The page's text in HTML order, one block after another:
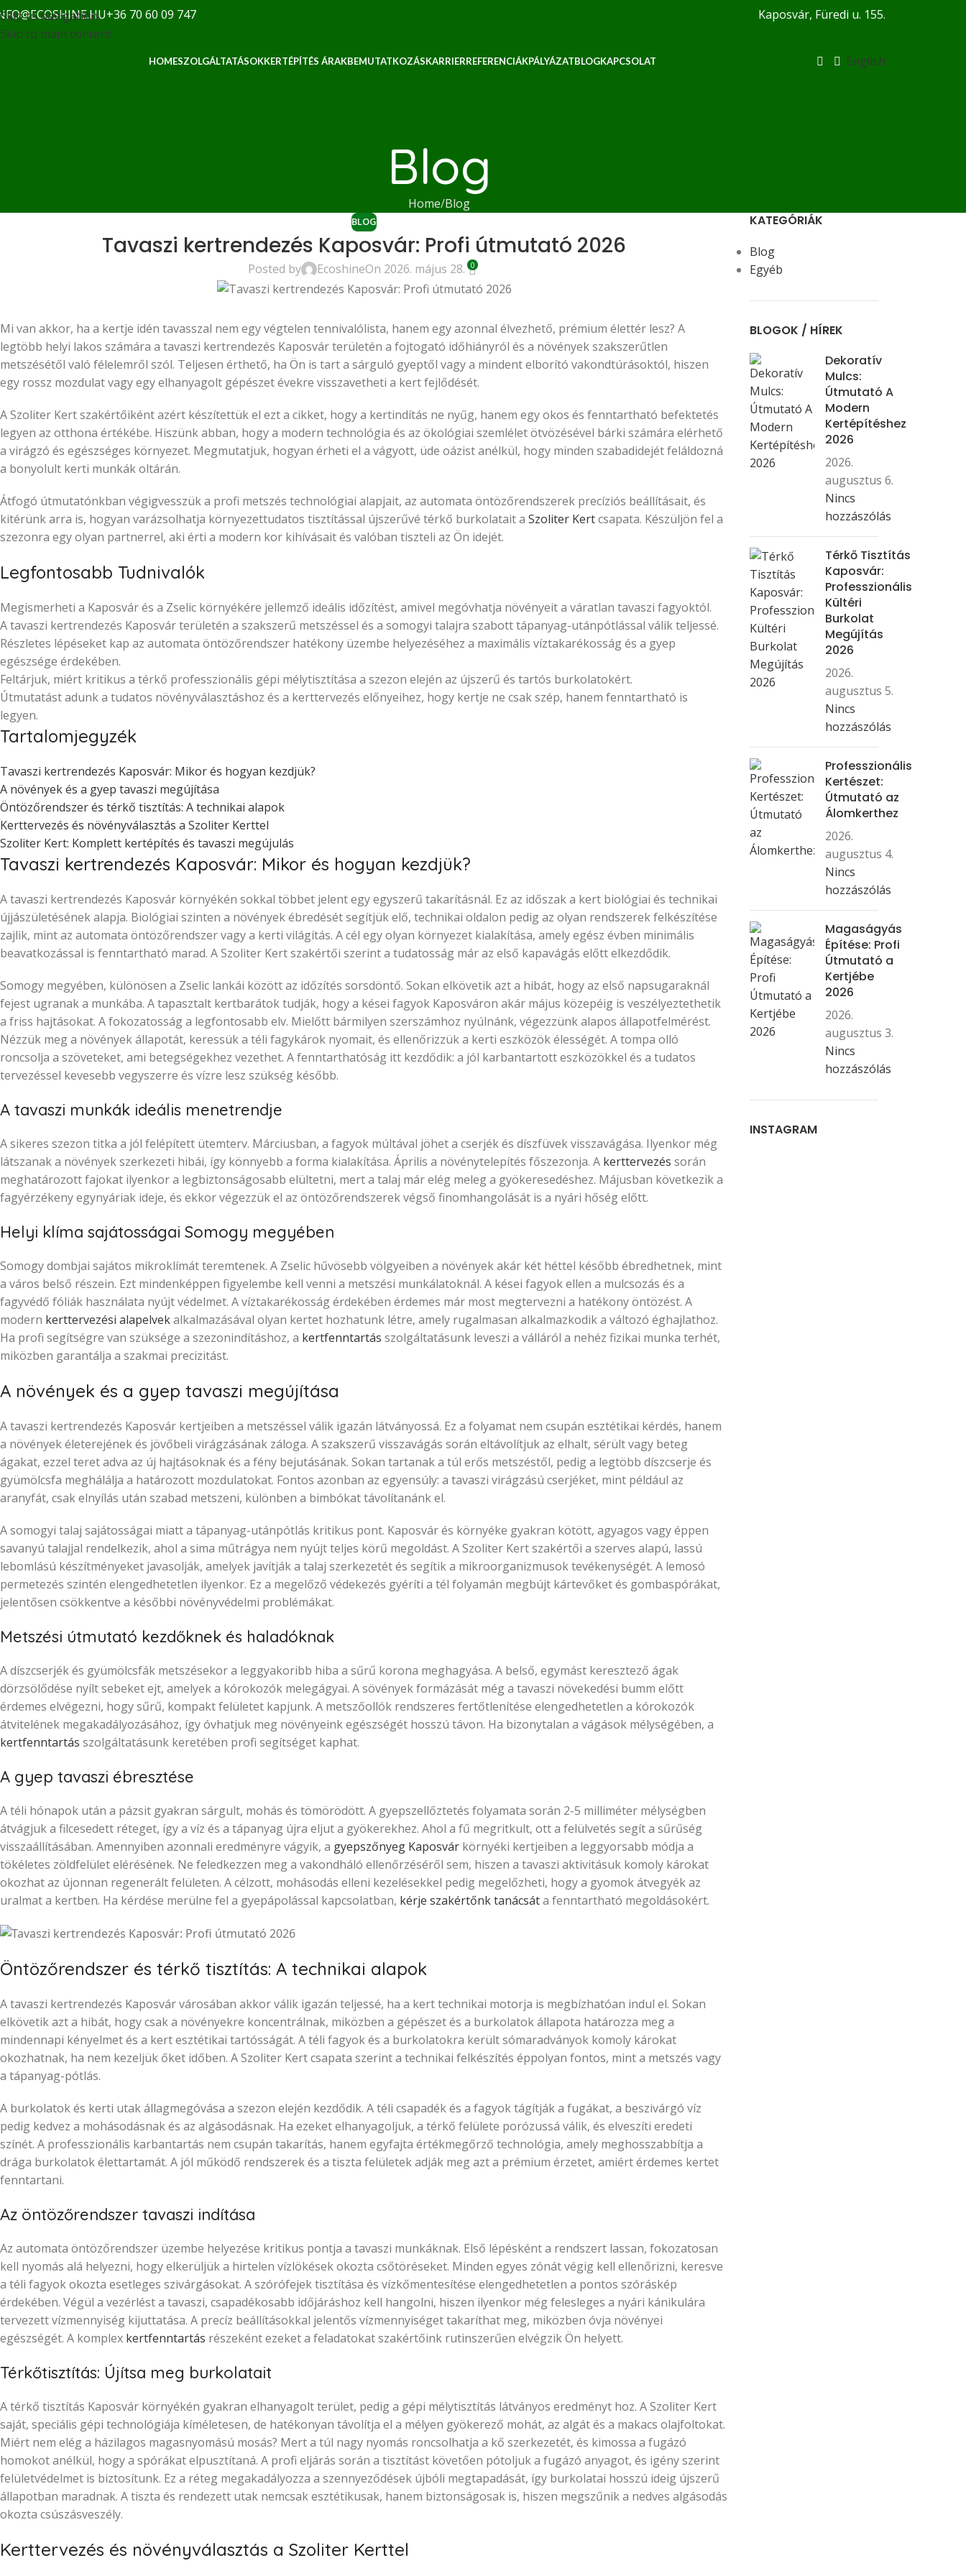
Skip to navigation
Skip to main content
+36 70 60 09 747 Kaposvár, Füredi u. 155.
HOMESZOLGÁLTATÁSOKKERTÉPÍTÉS ÁRAKBEMUTATKOZÁSKARRIERREFERENCIÁKPÁLYÁZATBLOGKAPCSOLAT English
Blog
Home Blog
BLOG
Tavaszi kertrendezés Kaposvár: Profi útmutató 2026
Posted by EcoshineOn 2026. május 28. 0
Mi van akkor, ha a kertje idén tavasszal nem egy végtelen tennivalólista, hanem egy azonnal élvezhető, prémium élettér lesz? A
legtöbb helyi lakos számára a tavaszi kertrendezés Kaposvár területén a fojtogató időhiányról és a növények szakszerűtlen
metszésétől való félelemről szól. Teljesen érthető, ha Ön is tart a sárguló gyeptől vagy a mindent elborító vakondtúrásoktól, hiszen
egy rossz mozdulat vagy egy elhanyagolt gépészet évekre visszavetheti a kert fejlődését.
A Szoliter Kert szakértőiként azért készítettük el ezt a cikket, hogy a kertindítás ne nyűg, hanem egy okos és fenntartható befektetés
legyen az otthona értékébe. Hiszünk abban, hogy a modern technológia és az ökológiai szemlélet ötvözésével bárki számára elérhető
a virágzó és egészséges környezet. Megmutatjuk, hogyan érheti el a vágyott, üde oázist anélkül, hogy minden szabadidejét feláldozná
a bonyolult kerti munkák oltárán.
Átfogó útmutatónkban végigvesszük a profi metszés technológiai alapjait, az automata öntözőrendszerek precíziós beállításait, és
kitérünk arra is, hogyan varázsolhatja környezettudatos tisztítással újszerűvé térkő burkolatait a Szoliter Kertcsapata. Készüljön fel a
szezonra egy olyan partnerrel, aki érti a modern kor kihívásait és valóban tiszteli az Ön idejét.
Legfontosabb Tudnivalók
Megismerheti a Kaposvár és a Zselic környékére jellemző ideális időzítést, amivel megóvhatja növényeit a váratlan tavaszi fagyoktól.
A tavaszi kertrendezés Kaposvár területén a szakszerű metszéssel és a somogyi talajra szabott tápanyag-utánpótlással válik teljessé.
Részletes lépéseket kap az automata öntözőrendszer hatékony üzembe helyezéséhez a maximális víztakarékosság és a gyep
egészsége érdekében.
Feltárjuk, miért kritikus a térkő professzionális gépi mélytisztítása a szezon elején az újszerű és tartós burkolatokért.
Útmutatást adunk a tudatos növényválasztáshoz és a kerttervezés előnyeihez, hogy kertje ne csak szép, hanem fenntartható is
legyen.
Tartalomjegyzék
Tavaszi kertrendezés Kaposvár: Mikor és hogyan kezdjük?
A növények és a gyep tavaszi megújítása
Öntözőrendszer és térkő tisztítás: A technikai alapok
Kerttervezés és növényválasztás a Szoliter Kerttel
Szoliter Kert: Komplett kertépítés és tavaszi megújulás
Tavaszi kertrendezés Kaposvár: Mikor és hogyan kezdjük?
A tavaszi kertrendezés Kaposvár környékén sokkal többet jelent egy egyszerű takarításnál. Ez az időszak a kert biológiai és technikai
újjászületésének alapja. Biológiai szinten a növények ébredését segítjük elő, technikai oldalon pedig az olyan rendszerek felkészítése
zajlik, mint az automata öntözőrendszer vagy a kerti világítás. A cél egy olyan környezet kialakítása, amely egész évben minimális
beavatkozással is fenntartható marad. A Szoliter Kert szakértői szerint a tudatosság már az első kapavágás előtt elkezdődik.
Somogy megyében, különösen a Zselic lankái között az időzítés sorsdöntő. Sokan elkövetik azt a hibát, hogy az első napsugaraknál
fejest ugranak a munkába. A tapasztalt kertbarátok tudják, hogy a kései fagyok Kaposváron akár május közepéig is veszélyeztethetik
a friss hajtásokat. A fokozatosság a legfontosabb elv. Mielőtt bármilyen szerszámhoz nyúlnánk, végezzünk alapos állapotfelmérést.
Nézzük meg a növények állapotát, keressük a téli fagykárok nyomait, és ellenőrizzük a kerti eszközök élességét. A tompa olló
roncsolja a szöveteket, ami betegségekhez vezethet. A fenntarthatóság itt kezdődik: a jól karbantartott eszközökkel és a tudatos
tervezéssel kevesebb vegyszerre és vízre lesz szükség később.
A tavaszi munkák ideális menetrendje
A sikeres szezon titka a jól felépített ütemterv. Márciusban, a fagyok múltával jöhet a cserjék és díszfüvek visszavágása. Ilyenkor még
látszanak a növények szerkezeti hibái, így könnyebb a forma kialakítása. Április a növénytelepítés főszezonja. A kerttervezés során
meghatározott fajokat ilyenkor a legbiztonságosabb elültetni, mert a talaj már elég meleg a gyökeresedéshez. Májusban következik a
fagyérzékeny egynyáriak ideje, és ekkor végezzük el az öntözőrendszerek végső finomhangolását is a nyári hőség előtt.
Helyi klíma sajátosságai Somogy megyében
Somogy dombjai sajátos mikroklímát teremtenek. A Zselic hűvösebb völgyeiben a növények akár két héttel később ébredhetnek, mint
a város belső részein. Ezt mindenképpen figyelembe kell venni a metszési munkálatoknál. A kései fagyok ellen a mulcsozás és a
fagyvédő fóliák használata nyújt védelmet. A víztakarékosság érdekében érdemes már most megtervezni a hatékony öntözést. A
modern kerttervezési alapelvekalkalmazásával olyan kertet hozhatunk létre, amely rugalmasan alkalmazkodik a változó éghajlathoz.
Ha profi segítségre van szüksége a szezonindításhoz, a kertfenntartás szolgáltatásunk leveszi a válláról a nehéz fizikai munka terhét,
miközben garantálja a szakmai precizitást.
A növények és a gyep tavaszi megújítása
A tavaszi kertrendezés Kaposvár kertjeiben a metszéssel válik igazán látványossá. Ez a folyamat nem csupán esztétikai kérdés, hanem
a növények életerejének és jövőbeli virágzásának záloga. A szakszerű visszavágás során eltávolítjuk az elhalt, sérült vagy beteg
ágakat, ezzel teret adva az új hajtásoknak és a fény bejutásának. Sokan tartanak a túl erős metszéstől, pedig a legtöbb díszcserje és
gyümölcsfa meghálálja a határozott mozdulatokat. Fontos azonban az egyensúly: a tavaszi virágzású cserjéket, mint például az
aranyfát, csak elnyílás után szabad metszeni, különben a bimbókat távolítanánk el.
A somogyi talaj sajátosságai miatt a tápanyag-utánpótlás kritikus pont. Kaposvár és környéke gyakran kötött, agyagos vagy éppen
savanyú talajjal rendelkezik, ahol a sima műtrágya nem nyújt teljes körű megoldást. A Szoliter Kert szakértői a szerves alapú, lassú
lebomlású készítményeket javasolják, amelyek javítják a talaj szerkezetét és segítik a mikroorganizmusok tevékenységét. A lemosó
permetezés szintén elengedhetetlen ilyenkor. Ez a megelőző védekezés gyéríti a tél folyamán megbújt kártevőket és gombaspórákat,
jelentősen csökkentve a későbbi növényvédelmi problémákat.
Metszési útmutató kezdőknek és haladóknak
A díszcserjék és gyümölcsfák metszésekor a leggyakoribb hiba a sűrű korona meghagyása. A belső, egymást keresztező ágak
dörzsölődése nyílt sebeket ejt, amelyek a kórokozók melegágyai. A sövények formázását még a tavaszi növekedési bumm előtt
érdemes elvégezni, hogy sűrű, kompakt felületet kapjunk. A metszőollók rendszeres fertőtlenítése elengedhetetlen a kórokozók
átvitelének megakadályozásához, így óvhatjuk meg növényeink egészségét hosszú távon. Ha bizonytalan a vágások mélységében, a
kertfenntartás szolgáltatásunk keretében profi segítséget kaphat.
A gyep tavaszi ébresztése
A téli hónapok után a pázsit gyakran sárgult, mohás és tömörödött. A gyepszellőztetés folyamata során 2-5 milliméter mélységben
átvágjuk a filcesedett réteget, így a víz és a tápanyag újra eljut a gyökerekhez. Ahol a fű megritkult, ott a felülvetés segít a sűrűség
visszaállításában. Amennyiben azonnali eredményre vágyik, a gyepszőnyeg Kaposvár környéki kertjeiben a leggyorsabb módja a
tökéletes zöldfelület elérésének. Ne feledkezzen meg a vakondháló ellenőrzéséről sem, hiszen a tavaszi aktivitásuk komoly károkat
okozhat az újonnan regenerált felületen. A célzott, mohásodás elleni kezelésekkel pedig megelőzheti, hogy a gyomok átvegyék az
uralmat a kertben. Ha kérdése merülne fel a gyepápolással kapcsolatban, kérje szakértőnk tanácsáta fenntartható megoldásokért.
Öntözőrendszer és térkő tisztítás: A technikai alapok
A tavaszi kertrendezés Kaposvár városában akkor válik igazán teljessé, ha a kert technikai motorja is megbízhatóan indul el. Sokan
elkövetik azt a hibát, hogy csak a növényekre koncentrálnak, miközben a gépészet és a burkolatok állapota határozza meg a
mindennapi kényelmet és a kert esztétikai tartósságát. A téli fagyok és a burkolatokra került sómaradványok komoly károkat
okozhatnak, ha nem kezeljük őket időben. A Szoliter Kert csapata szerint a technikai felkészítés éppolyan fontos, mint a metszés vagy
a tápanyag-pótlás.
A burkolatok és kerti utak állagmegóvása a szezon elején kezdődik. A téli csapadék és a fagyok tágítják a fugákat, a beszivárgó víz
pedig kedvez a mohásodásnak és az algásodásnak. Ha ezeket elhanyagoljuk, a térkő felülete porózussá válik, és elveszíti eredeti
színét. A professzionális karbantartás nem csupán takarítás, hanem egyfajta értékmegőrző technológia, amely meghosszabbítja a
drága burkolatok élettartamát. A jól működő rendszerek és a tiszta felületek adják meg azt a prémium érzetet, amiért érdemes kertet
fenntartani.
Az öntözőrendszer tavaszi indítása
Az automata öntözőrendszer üzembe helyezése kritikus pontja a tavaszi munkáknak. Első lépésként a rendszert lassan, fokozatosan
kell nyomás alá helyezni, hogy elkerüljük a hirtelen vízlökések okozta csőtöréseket. Minden egyes zónát végig kell ellenőrizni, keresve
a téli fagyok okozta esetleges szivárgásokat. A szórófejek tisztítása és vízkőmentesítése elengedhetetlen a pontos szóráskép
érdekében. Végül a vezérlést a tavaszi, csapadékosabb időjáráshoz kell hangolni, hiszen ilyenkor még felesleges a nyári kánikulára
tervezett vízmennyiség kijuttatása. A precíz beállításokkal jelentős vízmennyiséget takaríthat meg, miközben óvja növényei
egészségét. A komplex kertfenntartás részeként ezeket a feladatokat szakértőink rutinszerűen elvégzik Ön helyett.
Térkőtisztítás: Újítsa meg burkolatait
A térkő tisztítás Kaposvár környékén gyakran elhanyagolt terület, pedig a gépi mélytisztítás látványos eredményt hoz. A Szoliter Kert
saját, speciális gépi technológiája kíméletesen, de hatékonyan távolítja el a mélyen gyökerező mohát, az algát és a makacs olajfoltokat.
Miért nem elég a házilagos magasnyomású mosás? Mert a túl nagy nyomás roncsolhatja a kő szerkezetét, és kimossa a fugázó
homokot anélkül, hogy a spórákat elpusztítaná. A profi eljárás során a tisztítást követően pótoljuk a fugázó anyagot, és igény szerint
felületvédelmet is biztosítunk. Ez a réteg megakadályozza a szennyeződések újbóli megtapadását, így burkolatai hosszú ideig újszerű
állapotban maradnak. A tiszta és rendezett utak nemcsak esztétikusak, hanem biztonságosak is, hiszen megszűnik a nedves algásodás
okozta csúszásveszély.
Kerttervezés és növényválasztás a Szoliter Kerttel
KATEGÓRIÁK
Blog
Egyéb
BLOGOK / HÍREK
Dekoratív
Mulcs:
Útmutató A
Modern
Kertépítéshez
2026
2026.
augusztus 6.
Nincs
hozzászólás
Térkő Tisztítás
Kaposvár:
Professzionális
Kültéri
Burkolat
Megújítás
2026
2026.
augusztus 5.
Nincs
hozzászólás
Professzionális
Kertészet:
Útmutató az
Álomkerthez
2026.
augusztus 4.
Nincs
hozzászólás
Magaságyás
Építése: Profi
Útmutató a
Kertjébe
2026
2026.
augusztus 3.
Nincs
hozzászólás
INSTAGRAM